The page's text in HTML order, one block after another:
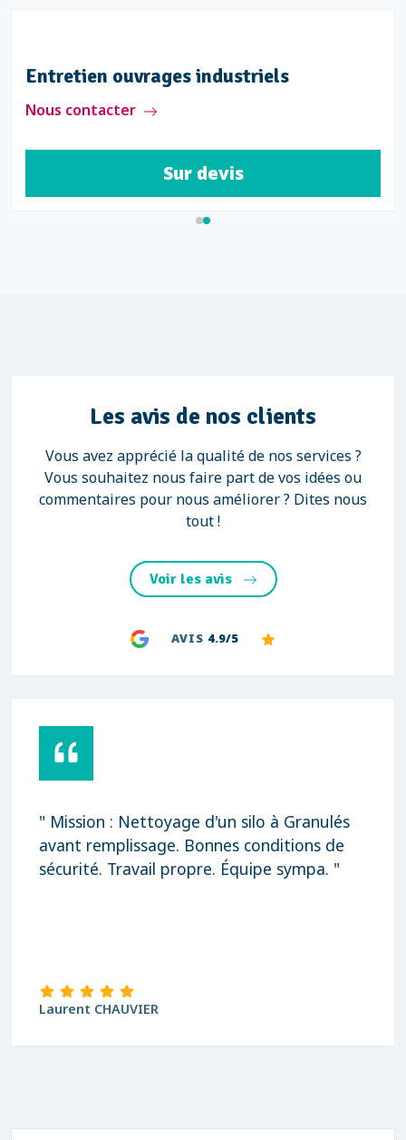
Entretien ouvrages industriels
Nous contacter
Sur devis
Les avis de nos clients
Vous avez apprécié la qualité de nos services ?
Vous souhaitez nous faire part de vos idées ou
commentaires pour nous améliorer ? Dites nous
tout !
Voir les avis
AVIS 4.9/5
" Mission : Nettoyage d'un silo à Granulés
avant remplissage. Bonnes conditions de
sécurité. Travail propre. Équipe sympa. "
Laurent CHAUVIER